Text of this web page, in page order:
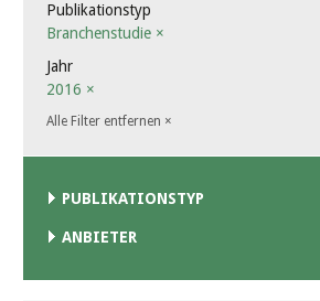
Publikationstyp
Branchenstudie ×
Jahr
2016 ×
Alle Filter entfernen ×
PUBLIKATIONSTYP
ANBIETER